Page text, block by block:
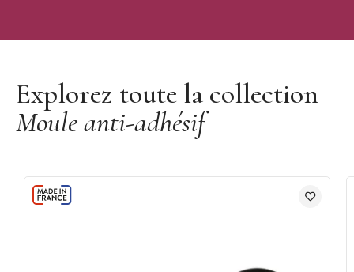
Explorez toute la collection
Moule anti-adhésif